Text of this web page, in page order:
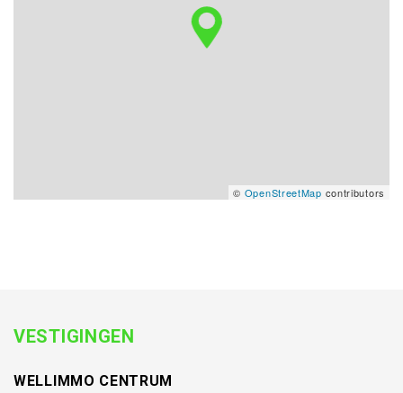
© OpenStreetMap contributors
VESTIGINGEN
WELLIMMO CENTRUM